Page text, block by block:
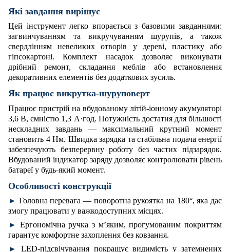
Які завдання вирішує
Цей інструмент легко впорається з базовими завданнями:
загвинчуванням та викручуванням шурупів, а також
свердлінням невеликих отворів у дереві, пластику або
гіпсокартоні. Комплект насадок дозволяє виконувати
дрібний ремонт, складання меблів або встановлення
декоративних елементів без додаткових зусиль.
Як працює викрутка-шуруповерт
Працює пристрій на вбудованому літій-іонному акумуляторі
3,6 В, ємністю 1,3 А·год. Потужність достатня для більшості
нескладних завдань — максимальний крутний момент
становить 4 Нм. Швидка зарядка та стабільна подача енергії
забезпечують безперервну роботу без частих підзарядок.
Вбудований індикатор заряду дозволяє контролювати рівень
батареї у будь-який момент.
Особливості конструкції
► Головна перевага — поворотна рукоятка на 180°, яка дає
змогу працювати у важкодоступних місцях.
► Ергономічна ручка з м’яким, прогумованим покриттям
гарантує комфортне захоплення без ковзання.
► LED-підсвічування покращує видимість у затемнених